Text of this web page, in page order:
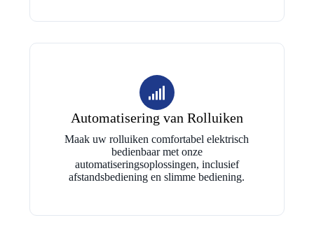
Automatisering van Rolluiken
Maak uw rolluiken comfortabel elektrisch
bedienbaar met onze
automatiseringsoplossingen, inclusief
afstandsbediening en slimme bediening.